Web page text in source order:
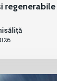
regenerabile